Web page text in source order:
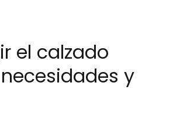
el calzado
y